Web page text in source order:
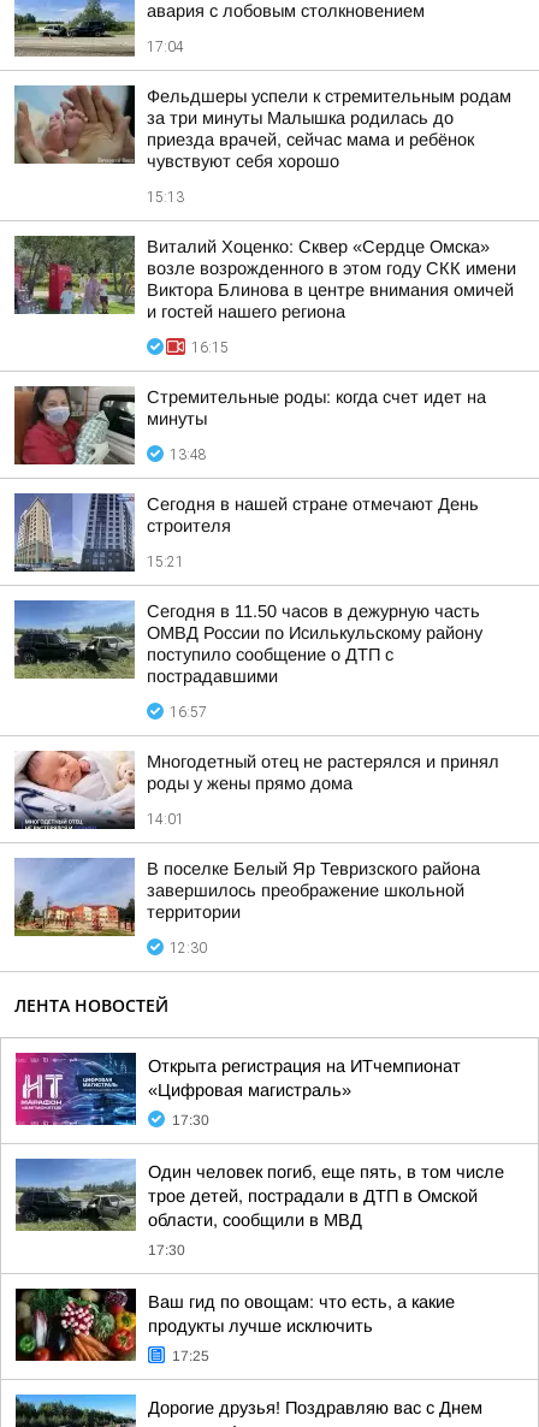
авария с лобовым столкновением
17:04
Фельдшеры успели к стремительным родам
за три минуты Малышка родилась до
приезда врачей, сейчас мама и ребёнок
чувствуют себя хорошо
15:13
Виталий Хоценко: Сквер «Сердце Омска»
возле возрожденного в этом году СКК имени
Виктора Блинова в центре внимания омичей
и гостей нашего региона
16:15
Стремительные роды: когда счет идет на
минуты
13:48
Сегодня в нашей стране отмечают День
строителя
15:21
Сегодня в 11.50 часов в дежурную часть
ОМВД России по Исилькульскому району
поступило сообщение о ДТП с
пострадавшими
16:57
Многодетный отец не растерялся и принял
роды у жены прямо дома
14:01
В поселке Белый Яр Тевризского района
завершилось преображение школьной
территории
12:30
ЛЕНТА НОВОСТЕЙ
Открыта регистрация на ИТчемпионат
«Цифровая магистраль»
17:30
Один человек погиб, еще пять, в том числе
трое детей, пострадали в ДТП в Омской
области, сообщили в МВД
17:30
Ваш гид по овощам: что есть, а какие
продукты лучше исключить
17:25
Дорогие друзья! Поздравляю вас с Днем